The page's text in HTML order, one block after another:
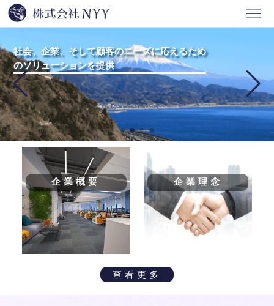
ホ
ー
ム
会
社
情
報
事
業
紹
ニ
ュ
問
社会、企業、そして顧客のニーズに応えるため
のソリューションを提供
企業概要 企業理念
查看更多